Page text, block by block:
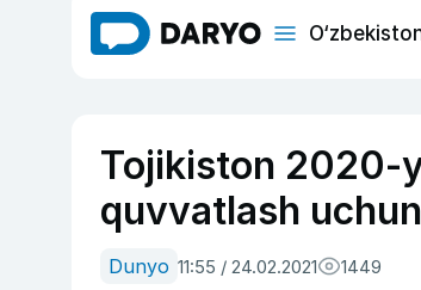
Tojikiston 2020-
quvvatlash
Dunyo 11:55 / 24.02.2021 1449